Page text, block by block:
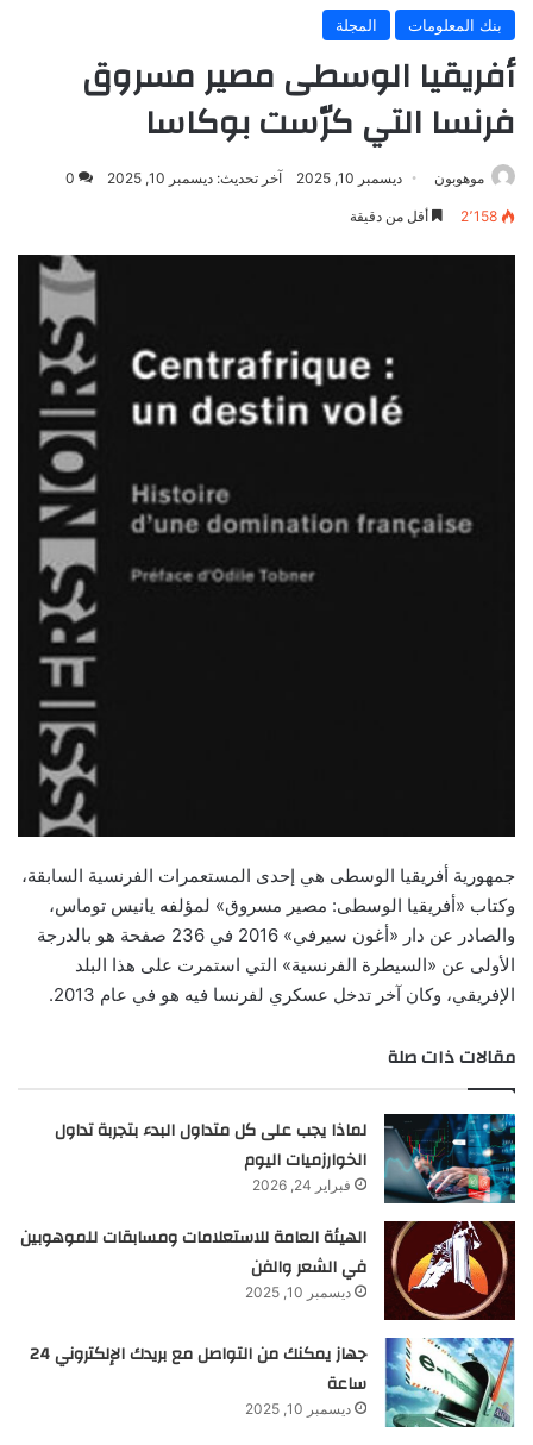
بنك المعلومات المجلة
أفريقيا الوسطى مصير مسروق
فرنسا التي كرّست بوكاسا
موهوبون ديسمبر 10, 2025 آخر تحديث: ديسمبر 10, 2025 0
2٬158 أقل من دقيقة
جمهورية أفريقيا الوسطى هي إحدى المستعمرات الفرنسية السابقة،
وكتاب «أفريقيا الوسطى: مصير مسروق» لمؤلفه يانيس توماس،
والصادر عن دار «أغون سيرفي» 2016 في 236 صفحة هو بالدرجة
الأولى عن «السيطرة الفرنسية» التي استمرت على هذا البلد
الإفريقي، وكان آخر تدخل عسكري لفرنسا فيه هو في عام 2013.
مقالات ذات صلة
لماذا يجب على كل متداول البدء بتجربة تداول
الخوارزميات اليوم
فبراير 24, 2026
الهيئة العامة للاستعلامات ومسابقات للموهوبين
في الشعر والفن
ديسمبر 10, 2025
جهاز يمكنك من التواصل مع بريدك الإلكتروني 24
ساعة
ديسمبر 10, 2025